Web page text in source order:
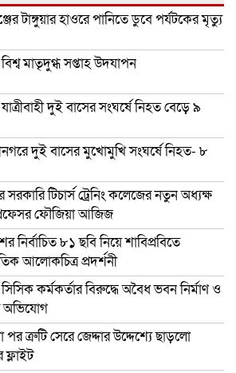
টাঙ্গুয়ার হাওরে পানিতে ডুবে পর্যটকের মৃত্যু
মাতৃদুগ্ধ সপ্তাহ উদযাপন
দুই বাসের সংঘর্ষে নিহত বেড়ে ৯
দুই বাসের মুখোমুখি সংঘর্ষে নিহত- ৮
সরকারি টিচার্স ট্রেনিং কলেজের নতুন অধ্যক্ষ
ফৌজিয়া আজিজ
নির্বাচিত ৮১ ছবি নিয়ে শাবিপ্রবিতে
আলোকচিত্র প্রদর্শনী
কর্মকর্তার বিরুদ্ধে অবৈধ ভবন নির্মাণ ও
অভিযোগ
পর ত্রুটি সেরে জেদ্দার উদ্দেশ্যে ছাড়লো
ফ্লাইট